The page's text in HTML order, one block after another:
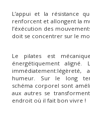
L’appui et la résistance
renforcent et allongent la
l’éxécution des
doit se concentrer sur le
Le pilates est
énergétiquement
humeur. Sur le long
schéma corporel sont
aux autres se
endroit où il fait bon vivre !